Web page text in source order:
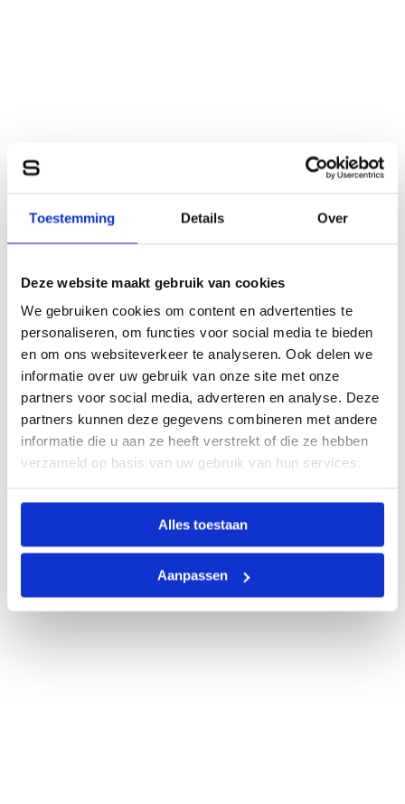
Toestemming Details Over
Deze website maakt gebruik van cookies
We gebruiken cookies om content en advertenties te
personaliseren, om functies voor social media te bieden
en om ons websiteverkeer te analyseren. Ook delen we
informatie over uw gebruik van onze site met onze
partners voor social media, adverteren en analyse. Deze
partners kunnen deze gegevens combineren met andere
informatie die u aan ze heeft verstrekt of die ze hebben
verzameld op basis van uw gebruik van hun services.
Alles toestaan
Aanpassen